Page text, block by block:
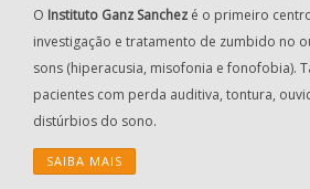
O Instituto Ganz Sanchez é o primeiro
investigação e tratamento de zumbido no
sons (hiperacusia, misofonia e fonofobia).
pacientes com perda auditiva, tontura,
distúrbios do sono.
SAIBA MAIS